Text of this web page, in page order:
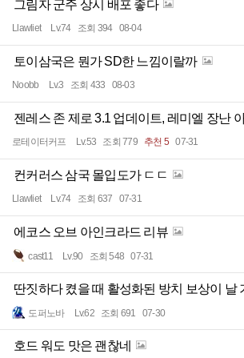
그림자 군주 상시 배포 좋다
Llawliet Lv.74 조회 394 08-04
토이삼국은 뭔가 SD한 느낌이랄까
Noobb Lv.3 조회 433 08-03
젠레스 존 제로 3.1 업데이트, 레미엘 장난
로테이터커프 Lv.53 조회 779 추천 5 07-31
컨커러스 삼국 몰입도가 ㄷㄷ
Llawliet Lv.74 조회 637 07-31
에코스 오브 아인크라드 리뷰
cast11 Lv.90 조회 548 07-31
딴짓하다 켰을 때 활성화된 방치 보상이 날
도퍼노바 Lv.62 조회 691 07-30
호드 워도 맛은 괜찮네